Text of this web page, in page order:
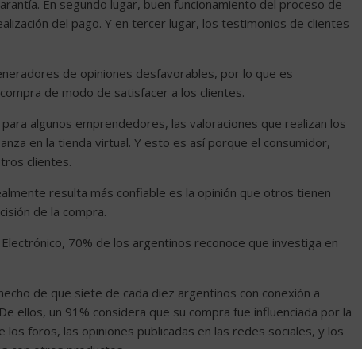
En segundo lugar, buen funcionamiento del proceso de
del pago. Y en tercer lugar, los testimonios de clientes
de opiniones desfavorables, por lo que es
de modo de satisfacer a los clientes.
algunos emprendedores, las valoraciones que realizan los
en la tienda virtual. Y esto es así porque el consumidor,
clientes.
resulta más confiable es la opinión que otros tienen
de la compra.
70% de los argentinos reconoce que investiga en
de que siete de cada diez argentinos con conexión a
ellos, un 91% considera que su compra fue influenciada por la
foros, las opiniones publicadas en las redes sociales, y los